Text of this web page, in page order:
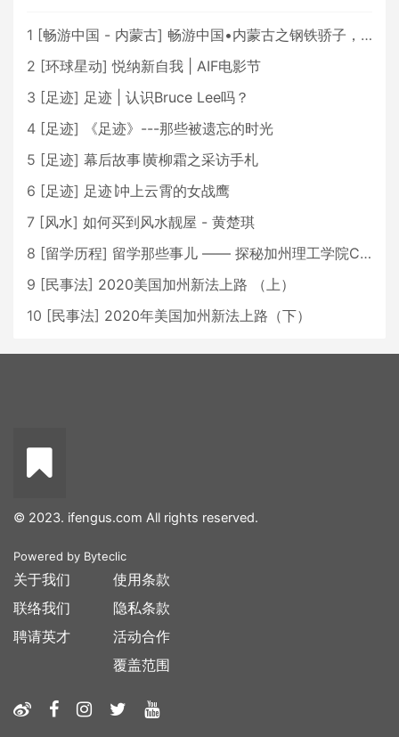
1 [畅游中国 - 内蒙古] 畅游中国•内蒙古之钢铁骄子，魅力包头
2 [环球星动] 悦纳新自我 | AIF电影节
3 [足迹] 足迹 | 认识Bruce Lee吗？
4 [足迹]
《足迹》---那些被遗忘的时光
5 [足迹] 幕后故事∣黄柳霜之采访手札
6 [足迹] 足迹∣冲上云霄的女战鹰
7 [风水] 如何买到风水靓屋 - 黄楚琪
8 [留学历程] 留学那些事儿 —— 探秘加州理工学院Caltech博士生活 [上集]
9 [民事法] 2020美国加州新法上路 （上）
10 [民事法] 2020年美国加州新法上路（下）
© 2023. ifengus.com All rights reserved.
Powered by Byteclic
关于我们
联络我们
聘请英才
使用条款
隐私条款
活动合作
覆盖范围